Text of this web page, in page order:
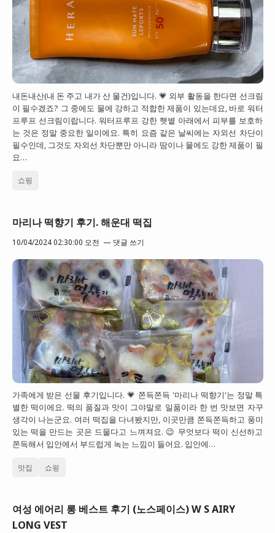
내돈내산(내 돈 주고 내가 산 물건)입니다. 💗 외부 활동을 한다면 선크림
이 필수겠죠? 그 중에도 물에 강하고 적합한 제품이 있는데요, 바로 워터
프루프 선크림이랍니다. 워터프루프 강한 햇볕 아래에서 피부를 보호하
는 것은 정말 중요한 일이에요. 특히 요즘 같은 날씨에는 자외선 차단이
필수인데, 그것도 자외선 차단뿐만 아니라 땀이나 물에도 강한 제품이 필
요…
쇼핑
마리나 떡향기 후기. 해운대 떡집
10/04/2024 02:30:00 오전 댓글 쓰기
가족에게 받은 선물 후기입니다. 💗 쫀득쫀득 '마리나 떡향기'는 정말 특
별한 떡이에요. 떡의 품질과 맛이 그야말로 일품이라 한 번 맛보면 자꾸
생각이 나는군요. 여러 떡집을 다녀봤지만, 이곳만큼 쫀득쫀득하고 풍미
있는 떡을 만드는 곳은 드물다고 느껴져요. 😉 무엇보다 떡이 신선하고
쫀득해서 입안에서 부드럽게 녹는 느낌이 들어요. 입안에…
맛집 쇼핑
여성 에어리 롱 베스트 후기 (노스페이스) W S AIRY
LONG VEST